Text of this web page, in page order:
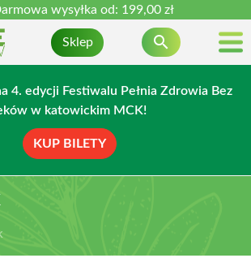
wysyłka od: 199,00 zł
Sklep 
4. edycji Festiwalu Pełnia Zdrowia Bez
w katowickim MCK!
KUP BILETY